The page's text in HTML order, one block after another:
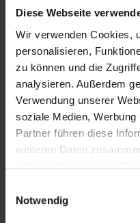
Diese Webseite
Wir verwenden Cookies,
personalisieren,
zu können und die
analysieren. Außerdem
Verwendung unserer
soziale Medien,
Partner führen diese
weiteren Daten
haben oder die sie im
Notwendig
C + P
ins kleinste
Bei C + P können
verschiedener
diese auch frei mit